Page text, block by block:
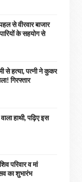
से वीरवार बाजार
के सहयोग से
से हत्या, पत्नी ने कुकर
गिरफ्तार
हाथी, पढ़िए इस
परिवार व मां
का शुभारंभ